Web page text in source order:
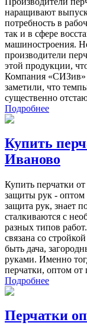
наращивают выпуск
потребность в
так и в сфере
машиностроения.
производители
этой продукции,
Компания «СИЗив»
заметили, что
существенно
Подробнее
Купить
Иваново
Купить перчатки
защиты рук - оптом
защита рук, знает
сталкиваются с
разных типов
связана со
быть дача,
руками. Именно
перчатки, оптом от
Подробнее
Перчатки